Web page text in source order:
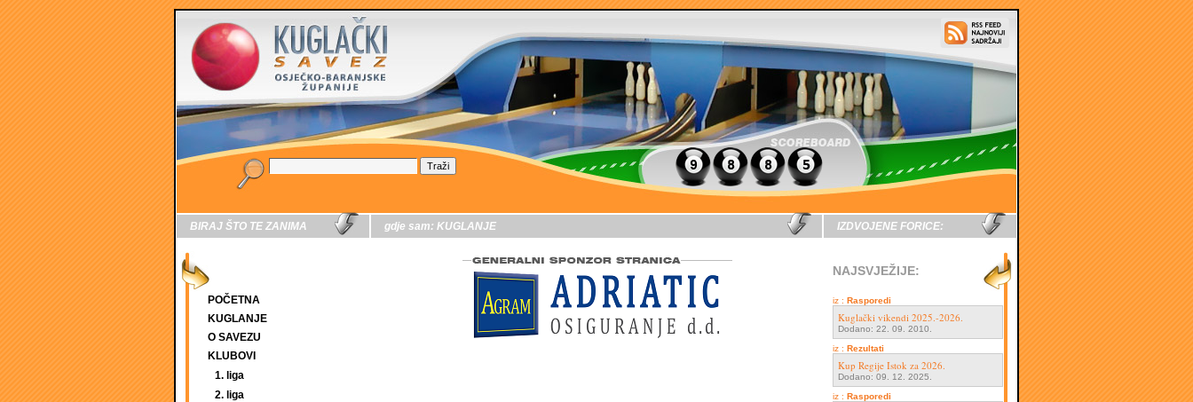
BIRAJ ŠTO TE ZANIMA
POČETNA
KUGLANJE
O SAVEZU
KLUBOVI
1. liga
2. liga
gdje sam: KUGLANJE IZDVOJENE FORICE:
NAJSVJEŽIJE:
iz : Rasporedi
Kuglački vikendi 2025.-2026.
Dodano: 22. 09. 2010.
iz : Rezultati
Kup Regije Istok za 2026.
Dodano: 09. 12. 2025.
iz : Rasporedi